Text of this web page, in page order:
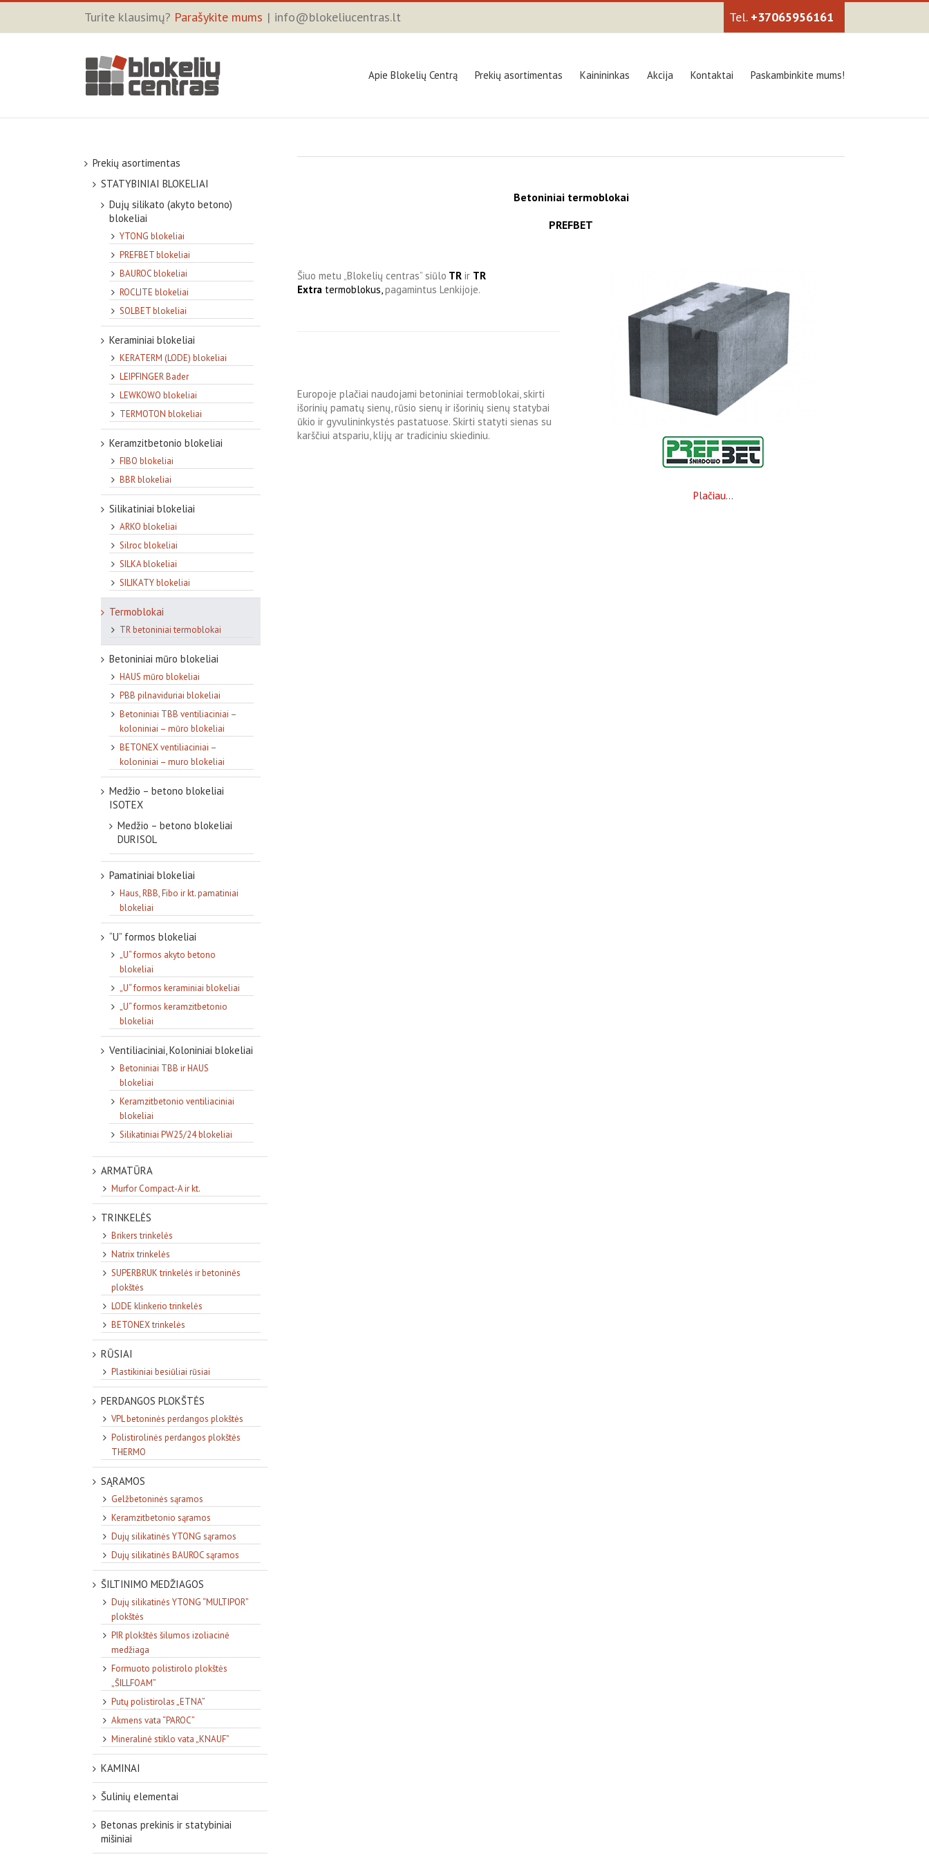
Turite klausimų? Parašykite mums | info@blokeliucentras.lt +37065956161
Apie Blokelių Centrą Prekių asortimentas Kainininkas Akcija Kontaktai Paskambinkite mums!
Betoniniai termoblokai
PREFBET
Šiuo metu „Blokelių centras” siūlo TR ir TR
Extra termoblokus,pagamintus Lenkijoje.
Europoje plačiai naudojami betoniniai termoblokai, skirti
išorinių pamatų sienų, rūsio sienų ir išorinių sienų statybai
ūkio ir gyvulininkystės pastatuose. Skirti statyti sienas su
karščiui atspariu, klijų ar tradiciniu skiediniu.
Plačiau…
Prekių asortimentas
STATYBINIAI BLOKELIAI
Dujų silikato (akyto betono)
blokeliai
YTONG blokeliai
PREFBET blokeliai
BAUROC blokeliai
ROCLITE blokeliai
SOLBET blokeliai
Keraminiai blokeliai
KERATERM (LODE) blokeliai
LEIPFINGER Bader
LEWKOWO blokeliai
TERMOTON blokeliai
Keramzitbetonio blokeliai
FIBO blokeliai
BBR blokeliai
Silikatiniai blokeliai
ARKO blokeliai
Silroc blokeliai
SILKA blokeliai
SILIKATY blokeliai
Termoblokai
TR betoniniai termoblokai
Betoniniai mūro blokeliai
HAUS mūro blokeliai
PBB pilnaviduriai blokeliai
Betoniniai TBB ventiliaciniai –
koloniniai – mūro blokeliai
BETONEX ventiliaciniai –
koloniniai – muro blokeliai
Medžio – betono blokeliai
ISOTEX
Medžio – betono blokeliai
DURISOL
Pamatiniai blokeliai
Haus, RBB, Fibo ir kt. pamatiniai
blokeliai
“U” formos blokeliai
„U“ formos akyto betono
blokeliai
„U“ formos keraminiai blokeliai
„U“ formos keramzitbetonio
blokeliai
Ventiliaciniai, Koloniniai blokeliai
Betoniniai TBB ir HAUS
blokeliai
Keramzitbetonio ventiliaciniai
blokeliai
Silikatiniai PW25/24 blokeliai
ARMATŪRA
Murfor Compact-A ir kt.
TRINKELĖS
Brikers trinkelės
Natrix trinkelės
SUPERBRUK trinkelės ir betoninės
plokštės
LODE klinkerio trinkelės
BETONEX trinkelės
RŪSIAI
Plastikiniai besiūliai rūsiai
PERDANGOS PLOKŠTĖS
VPL betoninės perdangos plokštės
Polistirolinės perdangos plokštės
THERMO
SĄRAMOS
Gelžbetoninės sąramos
Keramzitbetonio sąramos
Dujų silikatinės YTONG sąramos
Dujų silikatinės BAUROC sąramos
ŠILTINIMO MEDŽIAGOS
Dujų silikatinės YTONG “MULTIPOR”
plokštės
PIR plokštės šilumos izoliacinė
medžiaga
Formuoto polistirolo plokštės
„ŠILLFOAM”
Putų polistirolas „ETNA”
Akmens vata “PAROC”
Mineralinė stiklo vata „KNAUF”
KAMINAI
Šulinių elementai
Betonas prekinis ir statybiniai
mišiniai